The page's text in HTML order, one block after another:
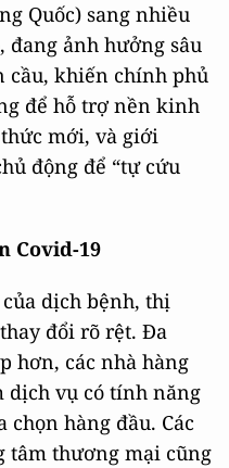
Quốc) sang nhiều
đang ảnh hưởng sâu
cầu, khiến chính phủ
để hỗ trợ nền kinh
mới, và giới
động để “tự cứu
Covid-19
dịch bệnh, thị
đổi rõ rệt. Đa
hơn, các nhà hàng
dịch vụ có tính năng
chọn hàng đầu. Các
tâm thương mại cũng